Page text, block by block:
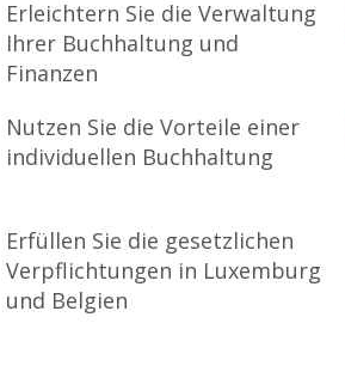
Erleichtern Sie die Verwaltung
Ihrer Buchhaltung und
Finanzen
Nutzen Sie die Vorteile einer
individuellen Buchhaltung
Erfüllen Sie die gesetzlichen
Verpflichtungen in Luxemburg
und Belgien